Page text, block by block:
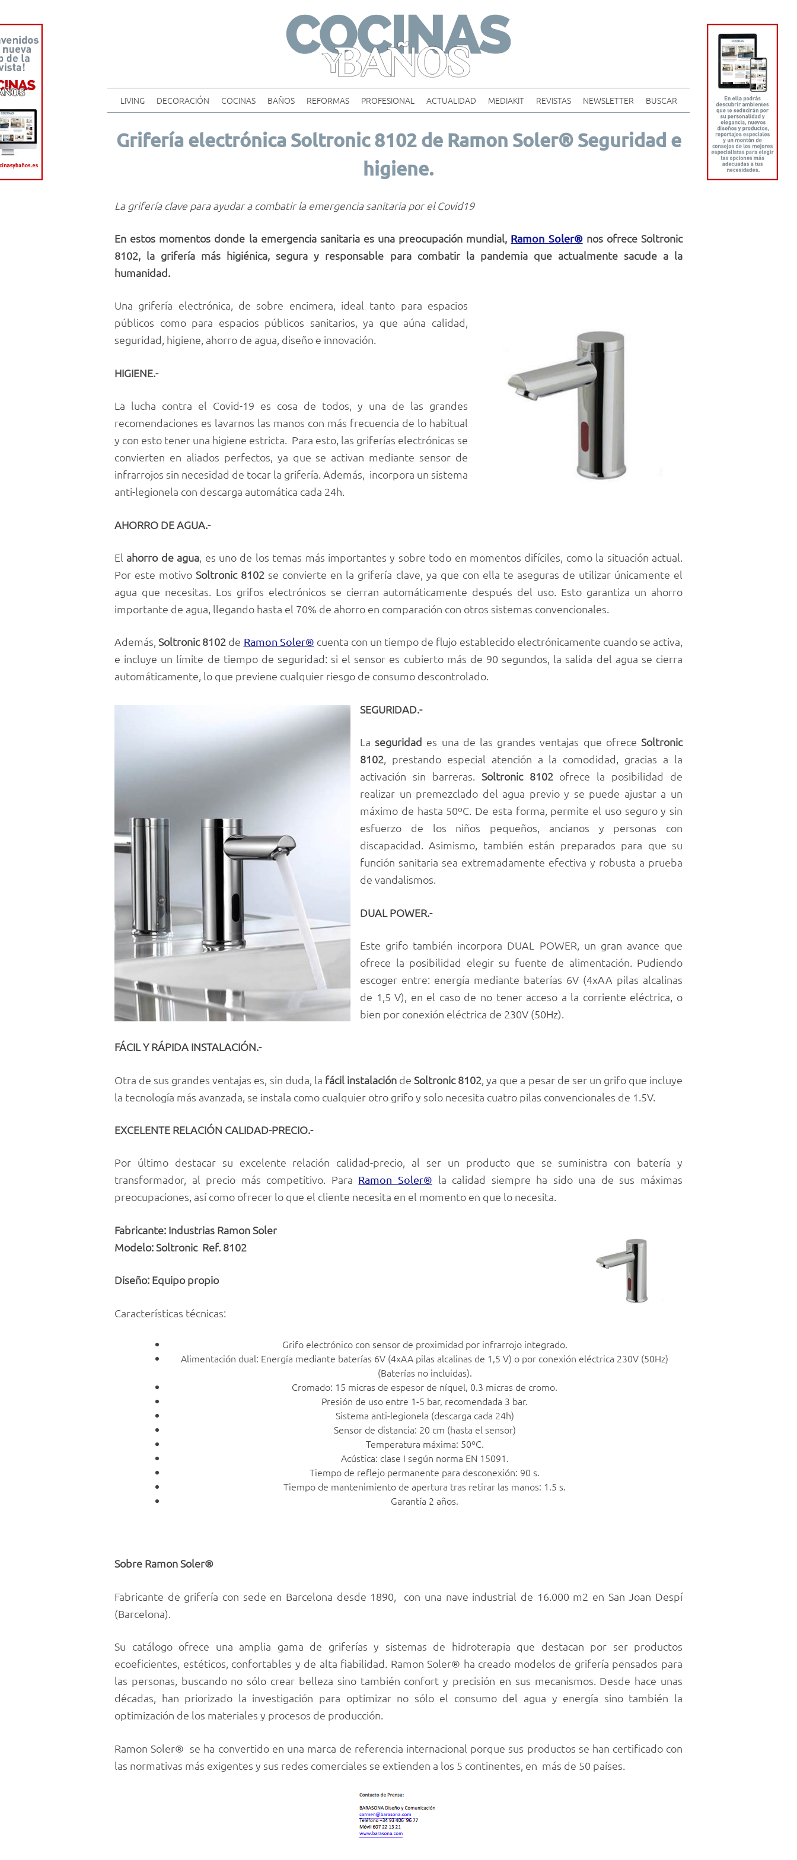
content
LIVING DECORACIÓN COCINAS BAÑOS REFORMAS PROFESIONAL ACTUALIDAD MEDIAKIT REVISTAS NEWSLETTER BUSCAR
Grifería electrónica Soltronic 8102 de Ramon Soler® Seguridad e
higiene.
La grifería clave para ayudar a combatir la emergencia sanitaria por el Covid19
En estos momentos donde la emergencia sanitaria es una preocupación mundial, Ramon Soler®nos ofrece Soltronic
8102, la grifería más higiénica, segura y responsable para combatir la pandemia que actualmente sacude a la
humanidad.
Una grifería electrónica, de sobre encimera, ideal tanto para espacios
públicos como para espacios públicos sanitarios, ya que aúna calidad,
seguridad, higiene, ahorro de agua, diseño e innovación.
HIGIENE.-
La lucha contra el Covid-19 es cosa de todos, y una de las grandes
recomendaciones es lavarnos las manos con más frecuencia de lo habitual
y con esto tener una higiene estricta. Para esto, las griferías electrónicas se
convierten en aliados perfectos, ya que se activan mediante sensor de
infrarrojos sin necesidad de tocar la grifería. Además, incorpora un sistema
anti-legionela con descarga automática cada 24h.
AHORRO DE AGUA.-
El ahorro de agua, es uno de los temas más importantes y sobre todo en momentos difíciles, como la situación actual.
Por este motivoSoltronic 8102 se convierte en la grifería clave, ya que con ella te aseguras de utilizar únicamente el
agua que necesitas. Los grifos electrónicos se cierran automáticamente después del uso. Esto garantiza un ahorro
importante de agua, llegando hasta el 70% de ahorro en comparación con otros sistemas convencionales.
Además,Soltronic 8102 de Ramon Soler® cuenta con un tiempo de flujo establecido electrónicamente cuando se activa,
e incluye un límite de tiempo de seguridad: si el sensor es cubierto más de 90 segundos, la salida del agua se cierra
automáticamente, lo que previene cualquier riesgo de consumo descontrolado.
SEGURIDAD.-
La seguridad es una de las grandes ventajas que ofreceSoltronic
8102, prestando especial atención a la comodidad, gracias a la
activación sin barreras. Soltronic 8102ofrece la posibilidad de
realizar un premezclado del agua previo y se puede ajustar a un
máximo de hasta 50ºC. De esta forma, permite el uso seguro y sin
esfuerzo de los niños pequeños, ancianos y personas con
discapacidad. Asimismo, también están preparados para que su
función sanitaria sea extremadamente efectiva y robusta a prueba
de vandalismos.
DUAL POWER.-
Este grifo también incorpora DUAL POWER, un gran avance que
ofrece la posibilidad elegir su fuente de alimentación. Pudiendo
escoger entre: energía mediante baterías 6V (4xAA pilas alcalinas
de 1,5 V), en el caso de no tener acceso a la corriente eléctrica, o
bien por conexión eléctrica de 230V (50Hz).
FÁCIL Y RÁPIDA INSTALACIÓN.-
Otra de sus grandes ventajas es, sin duda, la fácil instalacióndeSoltronic 8102, ya que a pesar de ser un grifo que incluye
la tecnología más avanzada, se instala como cualquier otro grifo y solo necesita cuatro pilas convencionales de 1.5V.
EXCELENTE RELACIÓN CALIDAD-PRECIO.-
Por último destacar su excelente relación calidad-precio, al ser un producto que se suministra con batería y
transformador, al precio más competitivo. Para Ramon Soler® la calidad siempre ha sido una de sus máximas
preocupaciones, así como ofrecer lo que el cliente necesita en el momento en que lo necesita.
Fabricante: Industrias Ramon Soler
Modelo: Soltronic Ref. 8102
Diseño: Equipo propio
Características técnicas:
Grifo electrónico con sensor de proximidad por infrarrojo integrado.
Alimentación dual: Energía mediante baterías 6V (4xAA pilas alcalinas de 1,5 V) o por conexión eléctrica 230V (50Hz)
(Baterías no incluidas).
Cromado: 15 micras de espesor de níquel, 0.3 micras de cromo.
Presión de uso entre 1-5 bar, recomendada 3 bar.
Sistema anti-legionela (descarga cada 24h)
Sensor de distancia: 20 cm (hasta el sensor)
Temperatura máxima: 50ºC.
Acústica: clase I según norma EN 15091.
Tiempo de reflejo permanente para desconexión: 90 s.
Tiempo de mantenimiento de apertura tras retirar las manos: 1.5 s.
Garantía 2 años.
Sobre Ramon Soler®
Fabricante de grifería con sede en Barcelona desde 1890, con una nave industrial de 16.000 m2 en San Joan Despí
(Barcelona).
Su catálogo ofrece una amplia gama de griferías y sistemas de hidroterapia que destacan por ser productos
ecoeficientes, estéticos, confortables y de alta fiabilidad. Ramon Soler® ha creado modelos de grifería pensados para
las personas, buscando no sólo crear belleza sino también confort y precisión en sus mecanismos. Desde hace unas
décadas, han priorizado la investigación para optimizar no sólo el consumo del agua y energía sino también la
optimización de los materiales y procesos de producción.
Ramon Soler® se ha convertido en una marca de referencia internacional porque sus productos se han certificado con
las normativas más exigentes y sus redes comerciales se extienden a los 5 continentes, en más de 50 países.